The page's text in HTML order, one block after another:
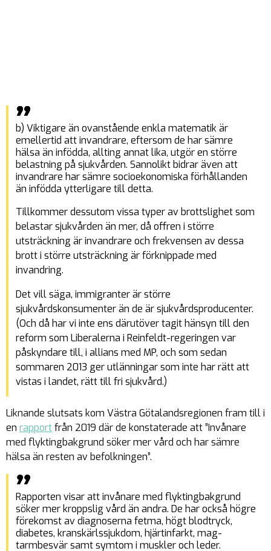
b) Viktigare än ovanstående enkla matematik är
emellertid att invandrare, eftersom de har sämre
hälsa än infödda, allting annat lika, utgör en större
belastning på sjukvården. Sannolikt bidrar även att
invandrare har sämre socioekonomiska förhållanden
än infödda ytterligare till detta.
Tillkommer dessutom vissa typer av brottslighet som
belastar sjukvården än mer, då offren i större
utsträckning är invandrare och frekvensen av dessa
brott i större utsträckning är förknippade med
invandring.
Det vill säga, immigranter är större
sjukvårdskonsumenter än de är sjukvårdsproducenter.
(Och då har vi inte ens därutöver tagit hänsyn till den
reform som Liberalerna i Reinfeldt-regeringen var
påskyndare till, i allians med MP, och som sedan
sommaren 2013 ger utlänningar som inte har rätt att
vistas i landet, rätt till fri sjukvård.)
Liknande slutsats kom Västra Götalandsregionen fram till i
en rapportfrån 2019 där de konstaterade att ”Invånare
med flyktingbakgrund söker mer vård och har sämre
hälsa än resten av befolkningen”.
Rapporten visar att invånare med flyktingbakgrund
söker mer kroppslig vård än andra. De har också högre
förekomst av diagnoserna fetma, högt blodtryck,
diabetes, kranskärlssjukdom, hjärtinfarkt, mag-
tarmbesvär samt symtom i muskler och leder.